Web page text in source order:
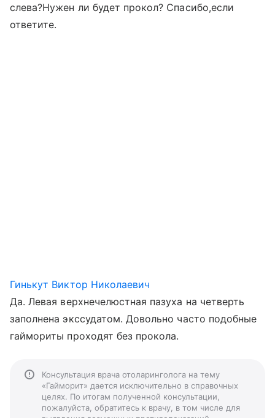
слева?Нужен ли будет прокол? Спасибо,если
ответите.
Гинькут Виктор Николаевич
Да. Левая верхнечелюстная пазуха на четверть
заполнена экссудатом. Довольно часто подобные
гаймориты проходят без прокола.
Консультация врача отоларинголога на тему
«Гайморит» дается исключительно в справочных
целях. По итогам полученной консультации,
пожалуйста, обратитесь к врачу, в том числе для